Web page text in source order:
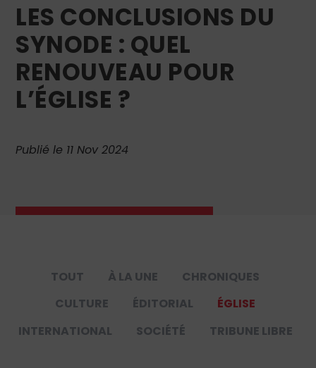
LES CONCLUSIONS DU
SYNODE : QUEL
RENOUVEAU POUR
L’ÉGLISE ?
Publié le 11 Nov 2024
TOUT À LA UNE
CHRONIQUES
CULTURE
ÉDITORIAL
ÉGLISE
INTERNATIONAL
SOCIÉTÉ TRIBUNE LIBRE